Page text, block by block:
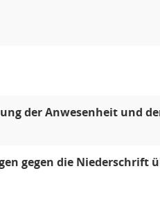
der Anwesenheit und
gegen die Niederschrift